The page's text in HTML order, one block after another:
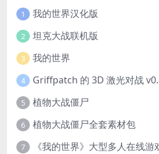
1 我的世界汉化版
2 坦克大战联机版
3 我的世界
4 Griffpatch 的 3D 激光对战
5 植物大战僵尸
6 植物大战僵尸全套素材包
7 《我的世界》大型多人在线